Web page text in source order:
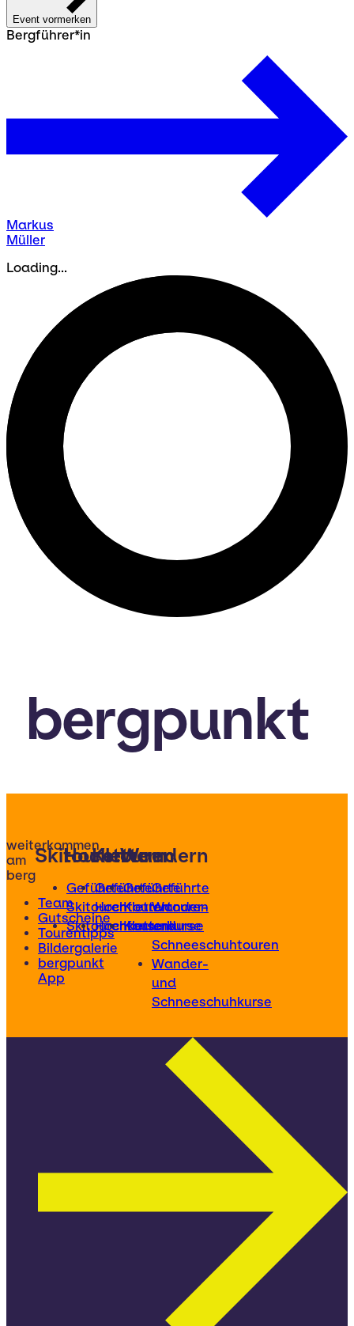
Event vormerken
Bergführer*in
Markus
Müller
Loading...
bergpunkt
weiterkommen
am
berg
Team
Gutscheine
Tourentipps
Bildergalerie
bergpunkt
App
Skitouren
Geführte
Skitouren
Skitourenkurse
Hochtouren
Geführte
Hochtouren
Hochtourenkurse
Klettern
Geführte
Klettertouren
Kletterkurse
Wandern
Geführte
Wander-
und
Schneeschuhtouren
Wander-
und
Schneeschuhkurse